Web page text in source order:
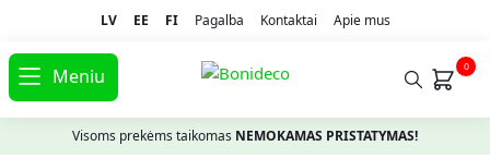
LV EE FI Pagalba Kontaktai Apie mus
Meniu 0
Visoms prekėms taikomas NEMOKAMAS PRISTATYMAS!